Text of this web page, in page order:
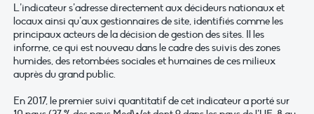
L’indicateur s’adresse directement aux décideurs nationaux et
locaux ainsi qu’aux gestionnaires de site, identifiés comme les
principaux acteurs de la décision de gestion des sites. Il les
informe, ce qui est nouveau dans le cadre des suivis des zones
humides, des retombées sociales et humaines de ces milieux
auprès du grand public.
En 2017, le premier suivi quantitatif de cet indicateur a porté sur